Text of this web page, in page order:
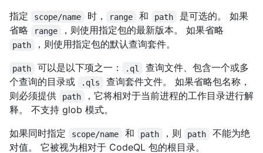
指定
scope/name 时， range 和 path
是可选的。 如果
省略
range ，则使用指定包的最新版本。 如果省略
path ，则使用指定包的默认查询套件。
path 可以是以下项之一： .ql
查询文件、包含一个或多
个查询的目录或
.qls
查询套件文件。 如果省略包名称，
则必须提供
path
，它将相对于当前进程的工作目录进行解
释。 不支持 glob 模式。
如果同时指定
scope/name 和 path ，则 path
不能为绝
对值。 它被视为相对于 CodeQL 包的根目录。